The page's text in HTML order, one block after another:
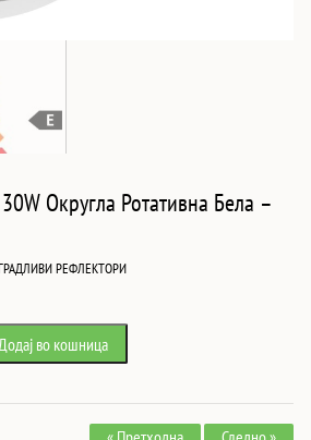
Округла Ротативна Бела –
РЕФЛЕКТОРИ
Додај во кошница